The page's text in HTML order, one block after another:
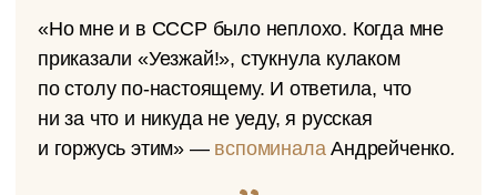
«Но мне и в СССР было неплохо. Когда мне
приказали «Уезжай!», стукнула кулаком
по столу по-настоящему. И ответила, что
ни за что и никуда не уеду, я русская
и горжусь этим» — вспоминалаАндрейченко.